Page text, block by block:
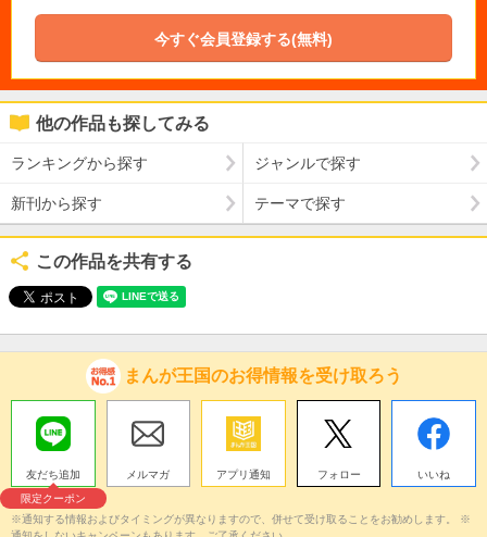
今すぐ会員登録する(無料)
他の作品も探してみる
ランキングから探す ジャンルで探す
新刊から探す テーマで探す
この作品を共有する
まんが王国のお得情報を受け取ろう
友だち追加
限定クーポン
メルマガ アプリ通知 フォロー いいね
※通知する情報およびタイミングが異なりますので、併せて受け取ることをお勧めします。 ※